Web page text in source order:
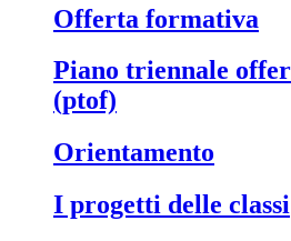
offerta formativa
piano triennale offerta formativa
(ptof)
orientamento
i progetti delle classi